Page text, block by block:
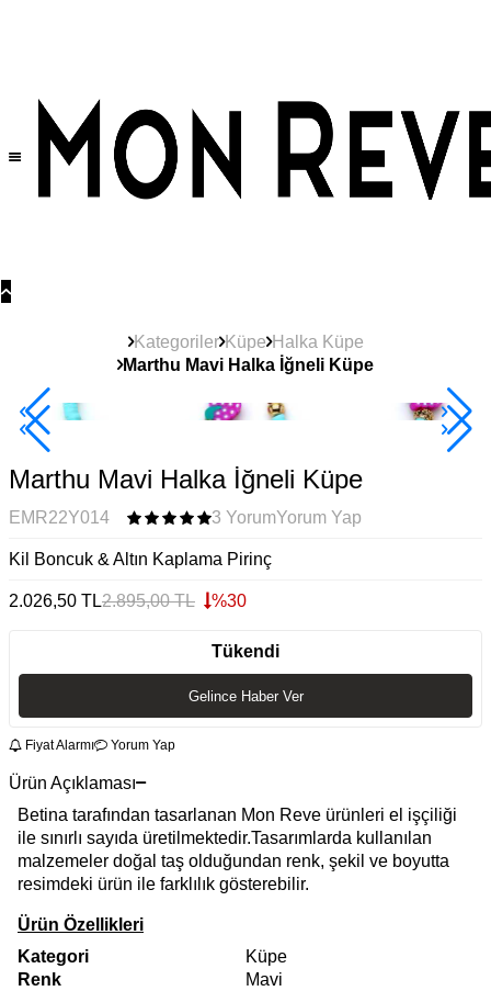
Kategoriler Küpe Halka Küpe
Marthu Mavi Halka İğneli Küpe
2+ Ürüne +%10
Marthu Mavi Halka İğneli Küpe
EMR22Y014 3 YorumYorum Yap
Kil Boncuk & Altın Kaplama Pirinç
2.026,50 TL2.895,00TL %30
Tükendi
Gelince Haber Ver
Fiyat Alarmı Yorum Yap
Ürün Açıklaması
Betina tarafından tasarlanan Mon Reve ürünleri el işçiliği
ile sınırlı sayıda üretilmektedir.Tasarımlarda kullanılan
malzemeler doğal taş olduğundan renk, şekil ve boyutta
resimdeki ürün ile farklılık gösterebilir.
Ürün Özellikleri
Kategori
Küpe
Renk
Mavi